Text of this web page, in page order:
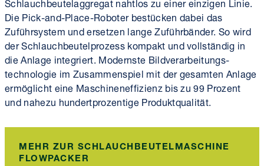
Die Pick-and-Place-Roboter bestücken dabei das
Zuführsystem und ersetzen lange Zuführbänder. So wird
der Schlauch­beutel­prozess kompakt und vollständig in
die Anlage integriert. Modernste Bild­verarbeitungs­
technologie im Zusammenspiel mit der gesamten Anlage
ermöglicht eine Maschinen­effizienz bis zu 99 Prozent
und nahezu hundert­prozentige Produkt­qualität.
MEHR ZUR SCHLAUCHBEUTELMASCHINE
FLOWPACKER